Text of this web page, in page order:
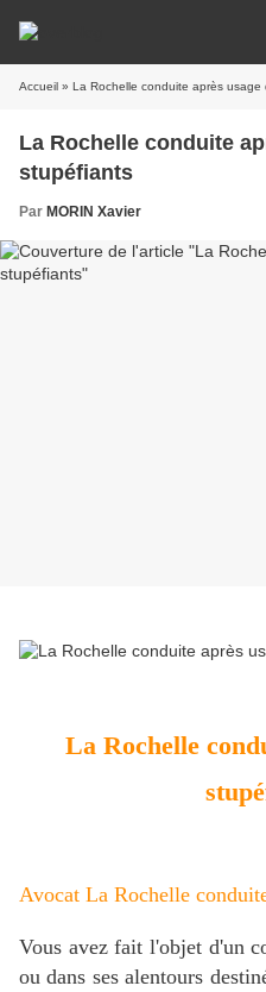
Accueil » La Rochelle conduite après usage
La Rochelle conduite
stupéfiants
Par MORIN Xavier
La Rochelle
Avocat La Rochelle
Vous avez fait l'objet d'un
ou dans ses alentours